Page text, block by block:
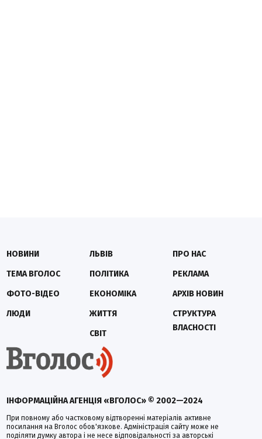
ІНФОРМАЦІЙНА АГЕНЦІЯ «ВГОЛОС» © 2002—2024
При повному або частковому відтворенні матеріалів активне
посилання на Вголос обов'язкове. Адміністрація сайту може не
поділяти думку автора і не несе відповідальності за авторські
НОВИНИ
ТЕМА ВГОЛОС
ФОТО-ВІДЕО
ЛЮДИ
ЛЬВІВ
ПОЛІТИКА
ЕКОНОМІКА
ЖИТТЯ
СВІТ
ПРО НАС
РЕКЛАМА
АРХІВ НОВИН
СТРУКТУРА
ВЛАСНОСТІ